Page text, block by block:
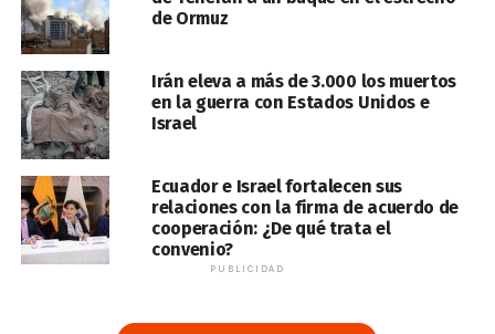
de Ormuz
Irán eleva a más de 3.000 los muertos
en la guerra con Estados Unidos e
Israel
Ecuador e Israel fortalecen sus
relaciones con la firma de acuerdo de
cooperación: ¿De qué trata el
convenio?
PUBLICIDAD